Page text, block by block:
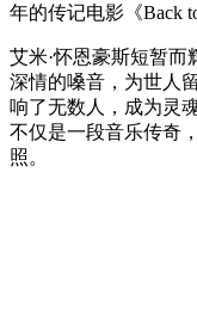
年的传记电影《Back
艾米·怀恩豪斯短暂
深情的嗓音，为世人
响了无数人，成为灵
不仅是一段音乐传奇
照。